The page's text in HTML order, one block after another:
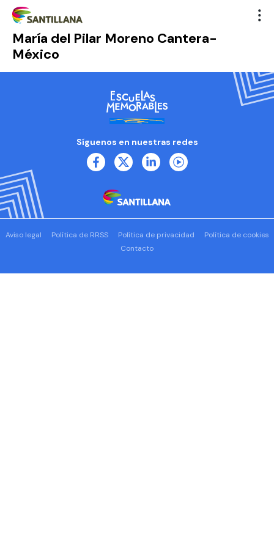
María del Pilar Moreno Cantera-
México
Síguenos en nuestras redes
Aviso legal Política de RRSS Política de privacidad
Política de cookies
Contacto